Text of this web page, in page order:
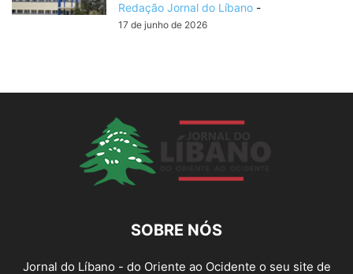
Redação Jornal do Líbano -
17 de junho de 2026
SOBRE NÓS
Jornal do Líbano - do Oriente ao Ocidente o seu site de